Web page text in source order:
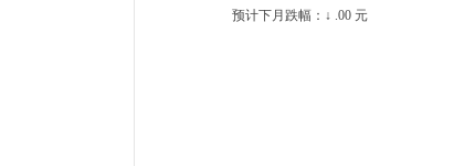
预计下月跌幅： ↓ .00元